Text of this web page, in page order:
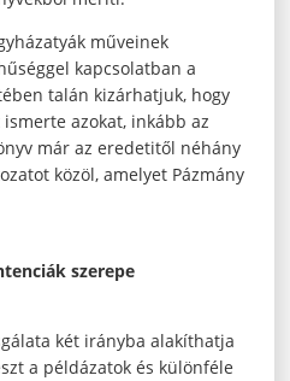
műveinek
kapcsolatban a
talán kizárhatjuk, hogy
azokat, inkább az
már az eredetitől néhány
közöl, amelyet Pázmány
szerepe
két irányba alakíthatja
a példázatok és különféle